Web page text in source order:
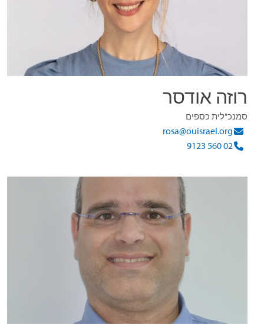
רוזה אודסר
סמנכ"לית כספים
rosa@ouisrael.org
02 560 9123